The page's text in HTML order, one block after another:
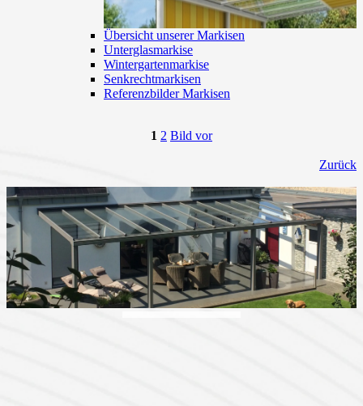
Übersicht unserer Markisen
Unterglasmarkise
Wintergartenmarkise
Senkrechtmarkisen
Referenzbilder Markisen
1 2 Bild vor
Zurück